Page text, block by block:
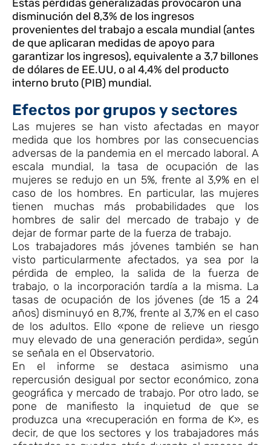
Estas pérdidas generalizadas provocaron una
disminución del 8,3% de los ingresos
provenientes del trabajo a escala mundial (antes
de que aplicaran medidas de apoyo para
garantizar los ingresos), equivalente a 3,7 billones
de dólares de EE.UU, o al 4,4% del producto
interno bruto (PIB) mundial.
Efectos por grupos y sectores
Las mujeres se han visto afectadas en mayor
medida que los hombres por las consecuencias
adversas de la pandemia en el mercado laboral. A
escala mundial, la tasa de ocupación de las
mujeres se redujo en un 5%, frente al 3,9% en el
caso de los hombres. En particular, las mujeres
tienen muchas más probabilidades que los
hombres de salir del mercado de trabajo y de
dejar de formar parte de la fuerza de trabajo.
Los trabajadores más jóvenes también se han
visto particularmente afectados, ya sea por la
pérdida de empleo, la salida de la fuerza de
trabajo, o la incorporación tardía a la misma. La
tasas de ocupación de los jóvenes (de 15 a 24
años) disminuyó en 8,7%, frente al 3,7% en el caso
de los adultos. Ello «pone de relieve un riesgo
muy elevado de una generación perdida», según
se señala en el Observatorio.
En el informe se destaca asimismo una
repercusión desigual por sector económico, zona
geográfica y mercado de trabajo. Por otro lado, se
pone de manifiesto la inquietud de que se
produzca una «recuperación en forma de K», es
decir, de que los sectores y los trabajadores más